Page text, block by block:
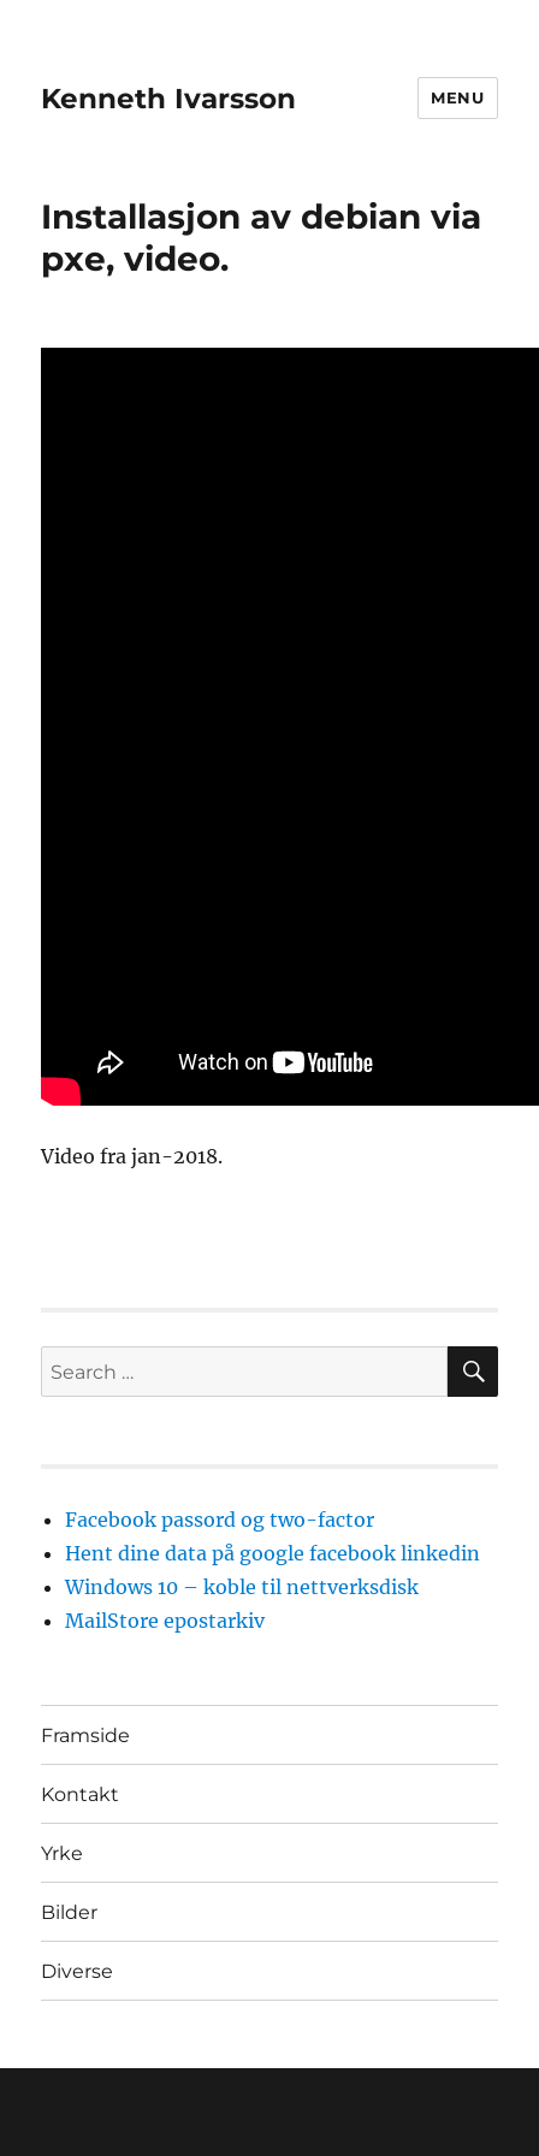
Kenneth Ivarsson MENU
Installasjon av debian via
pxe, video.
Video fra jan-2018.
Search
for:
Facebook passord og two-factor
Hent dine data på google facebook linkedin
Windows 10 – koble til nettverksdisk
MailStore epostarkiv
Framside
Kontakt
Yrke
Bilder
Diverse